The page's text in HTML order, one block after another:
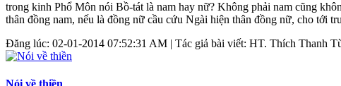
trong kinh Phổ Môn nói Bồ-tát là nam hay nữ? Không phải nam cũng
thân đồng nam, nếu là đồng nữ cầu cứu Ngài hiện thân đồng nữ, cho tới
Đăng lúc: 02-01-2014 07:52:31 AM | Tác giả bài viết: HT. Thích Thanh